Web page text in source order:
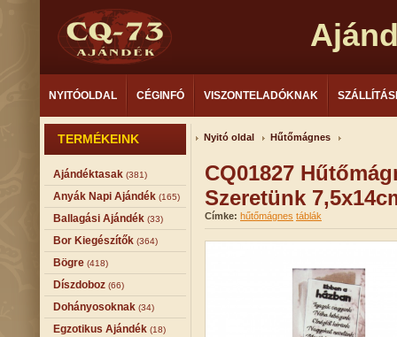
NYITÓOLDAL CÉGINFÓ VISZONTELADÓKNAK
TERMÉKEINK
Ajándéktasak (381)
Anyák Napi Ajándék (165)
Ballagási Ajándék (33)
Bor Kiegészítők (364)
Bögre (418)
Díszdoboz (66)
Dohányosoknak (34)
Egzotikus Ajándék (18)
Nyitó oldal Hűtőmágnes
CQ01827
Szeretünk
Címke: hűtőmágnes táblák